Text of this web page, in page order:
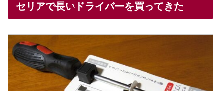
セリアで長いドライバーを買ってきた